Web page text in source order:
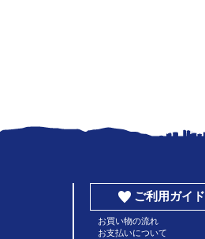
ご利用ガイド
お買い物の流れ
お支払いについて